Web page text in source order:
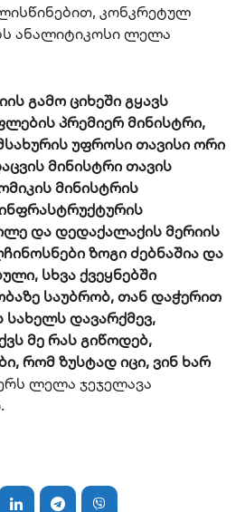
კონკრეტულ
ანალიტიკოსი ლელა
გამო ციხეში გყავს
პრემიერ მინისტრი,
უფროსი თავისი ორი
მინისტრი თავის
მინისტრის
და დედაქალაქის მერიის
ზოგი ძებნაშია და
სხვა ქვეყნებში
საუბრობ, თან დაჭერით
სახელს დავარქმევ,
მე რას გიწოდებ,
რომ ზუსტად იცი, ვინ ხარ
ლელა ჯეჯელავა